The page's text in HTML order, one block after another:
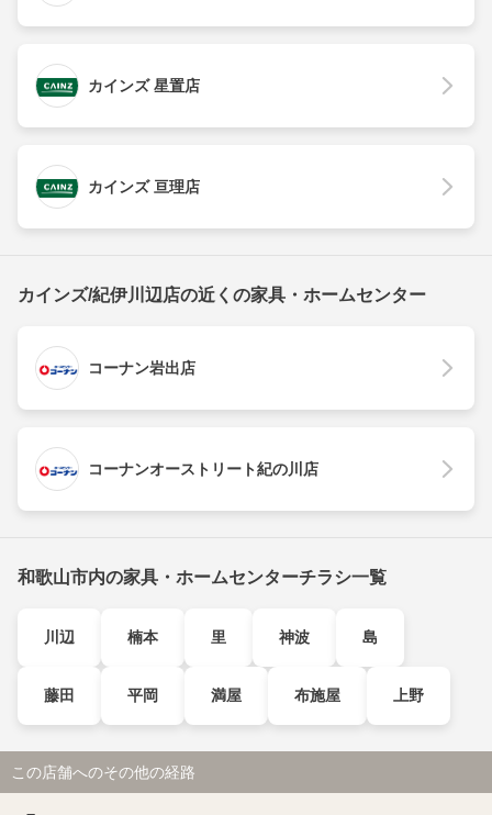
カインズ 星置店
カインズ 亘理店
カインズ/紀伊川辺店の近くの家具・ホームセンター
コーナン岩出店
コーナンオーストリート紀の川店
和歌山市内の家具・ホームセンターチラシ一覧
川辺 楠本 里 神波 島
藤田 平岡 満屋 布施屋 上野
この店舗へのその他の経路